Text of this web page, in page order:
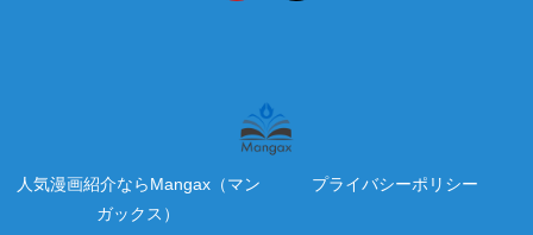
人気漫画紹介ならMangax（マン
ガックス）
プライバシーポリシー